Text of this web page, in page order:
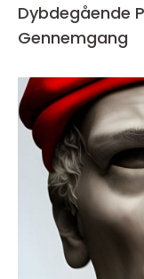
Dybdegående
Gennemgang